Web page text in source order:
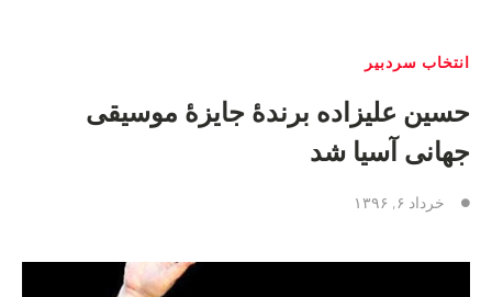
انتخاب سردبیر
حسین علیزاده برندهٔ جایزهٔ موسیقی
جهانی آسیا شد
خرداد ۶, ۱۳۹۶